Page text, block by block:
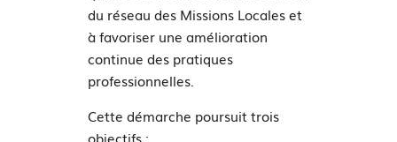
du réseau des Missions Locales et
à favoriser une amélioration
continue des pratiques
professionnelles.
Cette démarche poursuit trois
objectifs :